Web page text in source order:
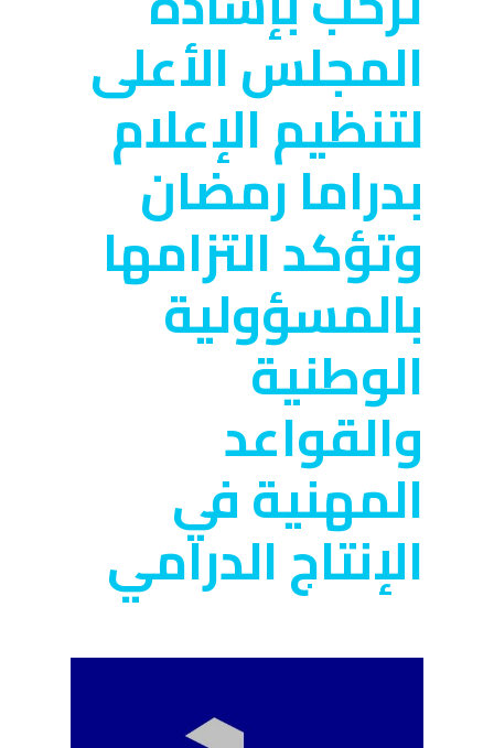
المجلس الأعلى
لتنظيم الإعلام
بدراما رمضان
وتؤكد التزامها
بالمسؤولية
الوطنية
والقواعد
المهنية في
الإنتاج الدرامي